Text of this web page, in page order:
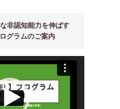
非認知能力を伸ばす
グラムのご案内